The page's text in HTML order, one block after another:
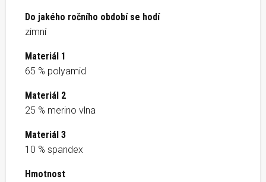
Do jakého ročního období se hodí
zimní
Materiál 1
65 % polyamid
Materiál 2
25 % merino vlna
Materiál 3
10 % spandex
Hmotnost